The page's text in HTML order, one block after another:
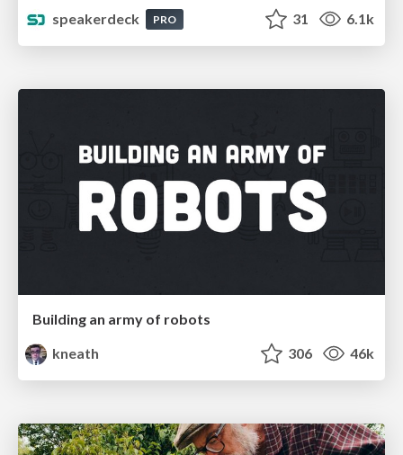
speakerdeck PRO 31 6.1k
Building an army of robots
kneath
306 46k